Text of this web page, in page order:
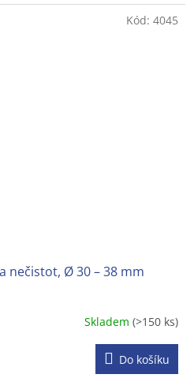
nečistot, Ø 30 – 38 mm
Skladem(>150 ks)
Do košíku
Kód: 4045